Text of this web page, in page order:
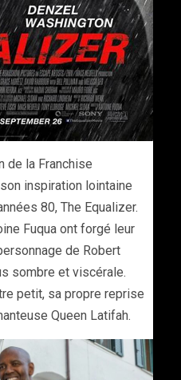
de la Franchise
inspiration lointaine
80, The Equalizer.
Fuqua ont forgé leur
de Robert
sombre et viscérale.
petit, sa propre reprise
Queen Latifah.